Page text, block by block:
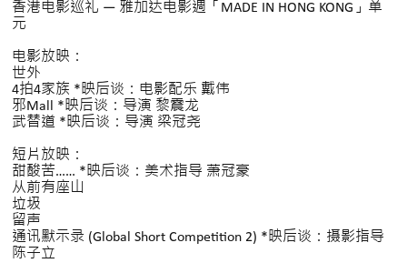
香港电影巡礼 — 雅加达电影週「MADE IN HONG KONG」单
元
电影放映：
世外
4拍4家族 *映后谈：电影配乐 戴伟
邪Mall *映后谈：导演 黎震龙
武替道 *映后谈：导演 梁冠尧
短片放映：
甜酸苦…… *映后谈：美术指导 萧冠豪
从前有座山
垃圾
留声
通讯默示录 (Global Short Competition 2) *映后谈：摄影指导
陈子立